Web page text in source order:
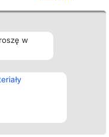
w
Kontakt
Kontakt